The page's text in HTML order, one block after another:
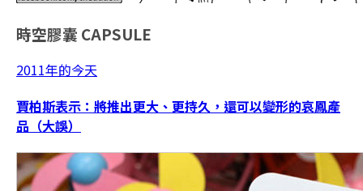
時空膠囊 CAPSULE
2011年的今天
賈柏斯表示：將推出更大、更持久，還可以變形的哀鳳產
品（大誤）